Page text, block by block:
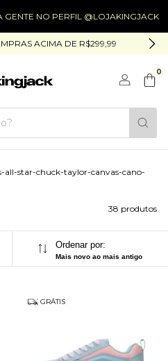
NO PERFIL @LOJAKINGJACK
ACIMA DE R$299,99
0
all-star-chuck-taylor-canvas-cano-
38 produtos
Ordenar por:
Mais novo ao mais antigo
GRÁTIS